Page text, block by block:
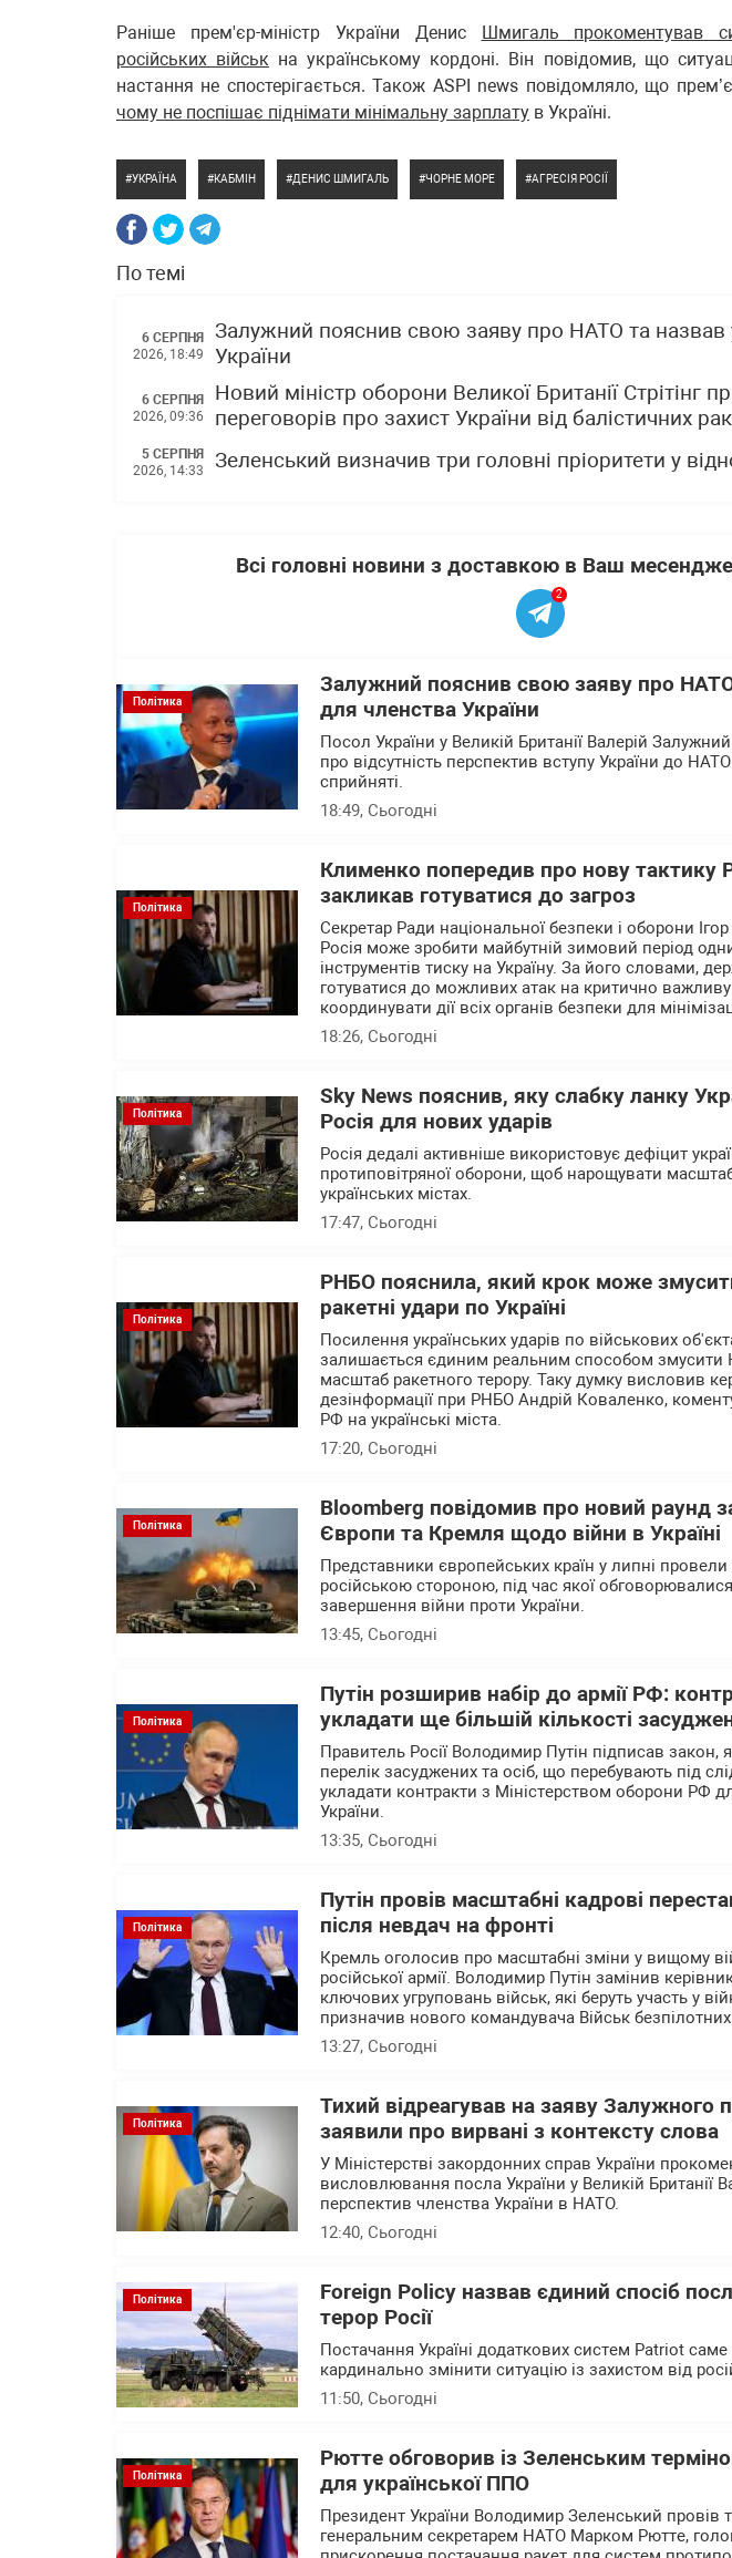
Раніше прем'єр-міністр України Денис Шмигаль прокоментував
російських військ на українському кордоні. Він повідомив, що
настання не спостерігається. Також ASPI news повідомляло, що
чому не поспішає піднімати мінімальну зарплату в Україні.
УКРАЇНА КАБМІН ДЕНИС ШМИГАЛЬ ЧОРНЕ МОРЕ АГРЕСІЯ РОСІЇ
По темі
6 СЕРПНЯ
2026, 18:49
Залужний пояснив свою заяву про НАТО та назвав
України
6 СЕРПНЯ
2026, 09:36
Новий міністр оборони Великої Британії Стрітінг
переговорів про захист України від балістичних
5 СЕРПНЯ
2026, 14:33
Зеленський визначив три головні пріоритети у
Всі головні новини з доставкою в Ваш
2
Політика
Залужний пояснив свою заяву про
для членства України
Посол України у Великій Британії Валерій
про відсутність перспектив вступу України до
сприйняті.
18:49, Сьогодні
Політика
Клименко попередив про нову тактику
закликав готуватися до загроз
Секретар Ради національної безпеки і оборони
Росія може зробити майбутній зимовий період
інструментів тиску на Україну. За його словами,
готуватися до можливих атак на критично важливу
координувати дії всіх органів безпеки для
18:26, Сьогодні
Політика
Sky News пояснив, яку слабку ланку
Росія для нових ударів
Росія дедалі активніше використовує дефіцит
протиповітряної оборони, щоб нарощувати
українських містах.
17:47, Сьогодні
Політика
РНБО пояснила, який крок може
ракетні удари по Україні
Посилення українських ударів по військових
залишається єдиним реальним способом
масштаб ракетного терору. Таку думку висловив
дезінформації при РНБО Андрій Коваленко,
РФ на українські міста.
17:20, Сьогодні
Політика
Bloomberg повідомив про новий раунд
Європи та Кремля щодо війни в Україні
Представники європейських країн у липні провели
російською стороною, під час якої
завершення війни проти України.
13:45, Сьогодні
Політика
Путін розширив набір до армії РФ:
укладати ще більшій кількості
Правитель Росії Володимир Путін підписав
перелік засуджених та осіб, що перебувають під
укладати контракти з Міністерством оборони РФ
України.
13:35, Сьогодні
Політика
Путін провів масштабні кадрові
після невдач на фронті
Кремль оголосив про масштабні зміни у вищому
російської армії. Володимир Путін замінив
ключових угруповань військ, які беруть участь у
призначив нового командувача Військ
13:27, Сьогодні
Політика
Тихий відреагував на заяву
заявили про вирвані з контексту слова
У Міністерстві закордонних справ України
висловлювання посла України у Великій Британії
перспектив членства України в НАТО.
12:40, Сьогодні
Політика
Foreign Policy назвав єдиний спосіб
терор Росії
Постачання Україні додаткових систем Patriot
кардинально змінити ситуацію із захистом від
11:50, Сьогодні
Політика
Рютте обговорив із Зеленським
для української ППО
Президент України Володимир Зеленський провів
генеральним секретарем НАТО Марком Рютте,